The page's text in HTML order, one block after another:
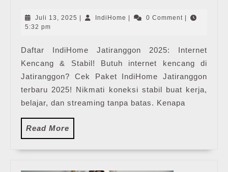
|
Pasang
WiFi
IndiHome
Terbaru
Juli 13, 2025 Juli
| IndiHome IndiHome
| 0 Comment |
5:32 pm
Daftar IndiHome Jatiranggon 2025: Internet
Kencang & Stabil! Butuh internet kencang di
Jatiranggon? Cek Paket IndiHome Jatiranggon
terbaru 2025! Nikmati koneksi stabil buat kerja,
belajar, dan streaming tanpa batas. Kenapa
Read More
More